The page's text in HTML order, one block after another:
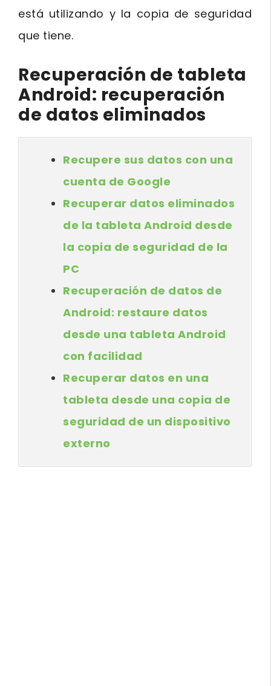
está utilizando y la copia de seguridad
que tiene.
Recuperación de tableta
Android: recuperación
de datos eliminados
Recupere sus datos con una
cuenta de Google
Recuperar datos eliminados
de la tableta Android desde
la copia de seguridad de la
PC
Recuperación de datos de
Android: restaure datos
desde una tableta Android
con facilidad
Recuperar datos en una
tableta desde una copia de
seguridad de un dispositivo
externo